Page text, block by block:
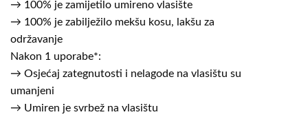
→ 100% je zamijetilo umireno vlasište
→ 100% je zabilježilo mekšu kosu, lakšu za
održavanje
Nakon 1 uporabe*:
→ Osjećaj zategnutosti i nelagode na vlasištu su
umanjeni
→ Umiren je svrbež na vlasištu